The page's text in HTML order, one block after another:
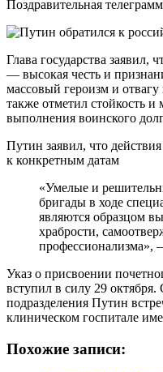
Поздравительная
Глава государства заявил,
— высокая честь и
массовый героизм и
также отметил стойкость
выполнения воинского
Путин заявил, что
к конкретным датам
«Умелые и
бригады в ходе
являются образцом
храбрости,
профессионализма»,
Указ о присвоении
вступил в силу 29
подразделения Путин
клиническом госпитале
Похожие записи: